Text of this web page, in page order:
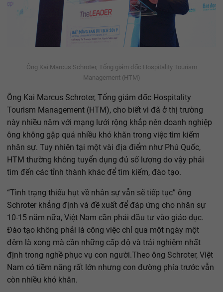
Ông Kai Marcus Schroter, Tổng giám đốc Hospitality Tourism
Management (HTM)
Ông Kai Marcus Schroter, Tổng giám đốc Hospitality
Tourism Management (HTM), cho biết vì đã ở thị trường
này nhiều năm với mạng lưới rộng khắp nên doanh nghiệp
ông không gặp quá nhiều khó khăn trong việc tìm kiếm
nhân sự. Tuy nhiên tại một vài địa điểm như Phú Quốc,
HTM thường không tuyển dụng đủ số lượng do vậy phải
tìm đến các tỉnh thành khác để tìm kiếm, đào tạo.
“Tình trạng thiếu hụt về nhân sự vẫn sẽ tiếp tục” ông
Schroter khẳng định và đề xuất để đáp ứng cho nhân sự
10-15 năm nữa, Việt Nam cần phải đầu tư vào giáo dục.
Đào tạo không phải là công việc chỉ qua một ngày một
đêm là xong mà cần những cấp độ và trải nghiệm nhất
định trong nghề phục vụ con người.Theo ông Schroter, Việt
Nam có tiềm năng rất lớn nhưng con đường phía trước vẫn
còn nhiều khó khăn.